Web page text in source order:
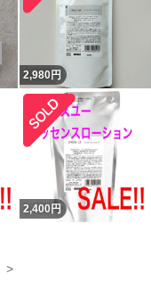
2,980円
2,400 円